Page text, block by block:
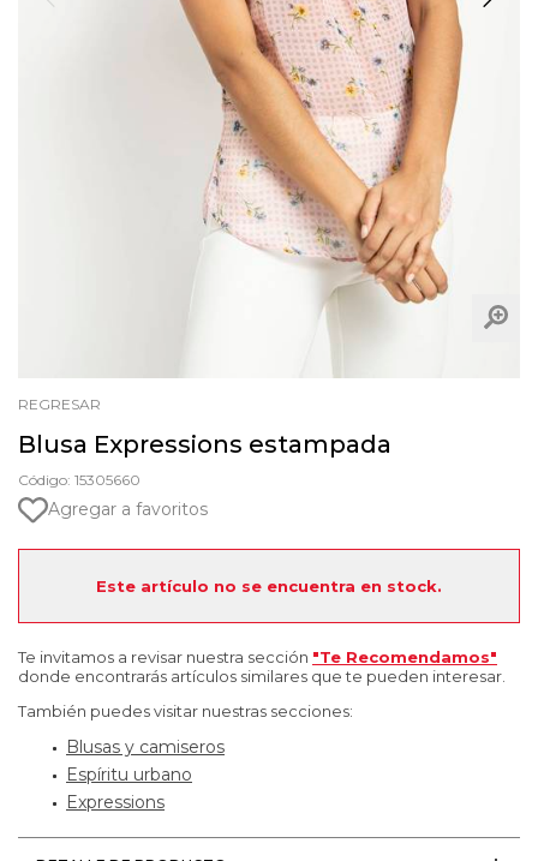
REGRESAR
Blusa Expressions estampada
Código: 15305660
Agregar a favoritos
Este artículo no se encuentra en stock.
Te invitamos a revisar nuestra sección "Te Recomendamos"
donde encontrarás artículos similares que te pueden interesar.
También puedes visitar nuestras secciones:
Blusas y camiseros
Espíritu urbano
Expressions